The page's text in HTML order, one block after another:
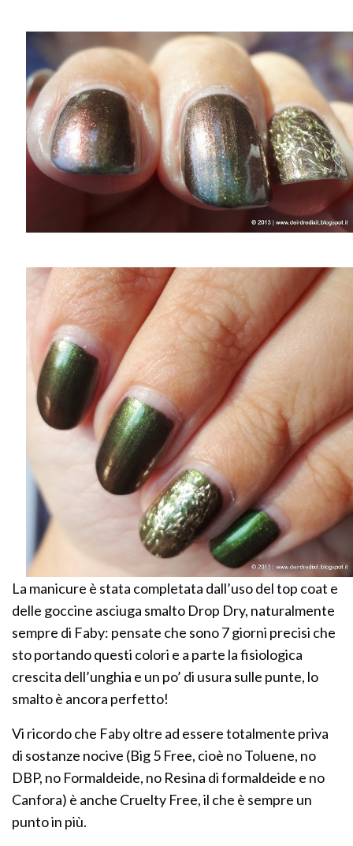
La manicure è stata completata dall’uso del top coat e
delle goccine asciuga smalto Drop Dry, naturalmente
sempre di Faby: pensate che sono 7 giorni precisi che
sto portando questi colori e a parte la fisiologica
crescita dell’unghia e un po’ di usura sulle punte, lo
smalto è ancora perfetto!
Vi ricordo che Faby oltre ad essere totalmente priva
di sostanze nocive (Big 5 Free, cioè no Toluene, no
DBP, no Formaldeide, no Resina di formaldeide e no
Canfora) è anche Cruelty Free, il che è sempre un
punto in più.